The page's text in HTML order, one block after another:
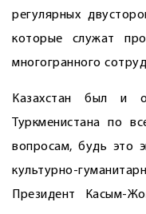
регулярных
которые служат
многогранного
Казахстан был и
Туркменистана по
вопросам, будь это
культурно-
Президент Касым-